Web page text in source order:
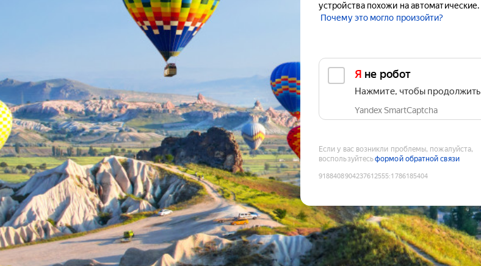
устройства похожи на автоматические.
Почему это могло произойти?
Я не робот
Нажмите, чтобы продолжить
Yandex SmartCaptcha
Если у вас возникли проблемы, пожалуйста,
воспользуйтесьформой обратной связи
9188408904237612555:1786185404